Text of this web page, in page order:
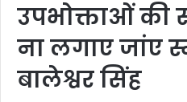
उपभोक्ताओं की
ना लगाए जांए
बालेश्वर सिंह